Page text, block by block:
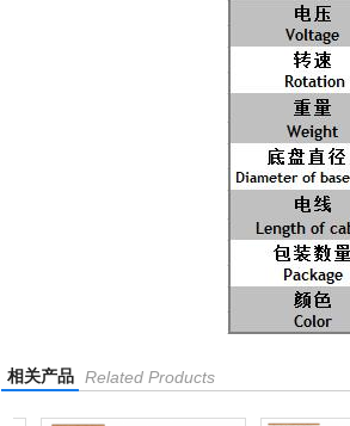
相关产品 Related Products